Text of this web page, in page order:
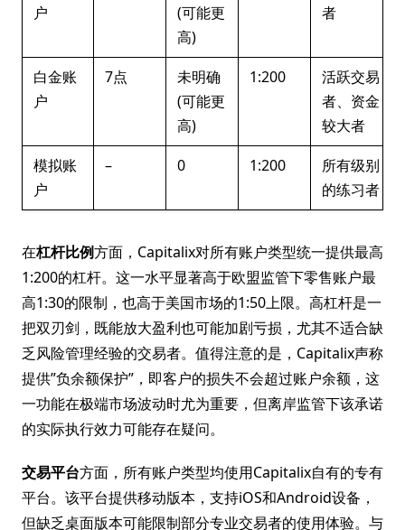
户
(可能更
高)
者
白金账
户
7点
未明确
(可能更
高)
1:200
活跃交易
者、资金
较大者
模拟账
户
– 0 1:200
所有级别
的练习者
在杠杆比例方面，Capitalix对所有账户类型统一提供最高
1:200的杠杆。这一水平显著高于欧盟监管下零售账户最
高1:30的限制，也高于美国市场的1:50上限。高杠杆是一
把双刃剑，既能放大盈利也可能加剧亏损，尤其不适合缺
乏风险管理经验的交易者。值得注意的是，Capitalix声称
提供”负余额保护”，即客户的损失不会超过账户余额，这
一功能在极端市场波动时尤为重要，但离岸监管下该承诺
的实际执行效力可能存在疑问。
交易平台方面，所有账户类型均使用Capitalix自有的专有
平台。该平台提供移动版本，支持iOS和Android设备，
但缺乏桌面版本可能限制部分专业交易者的使用体验。与